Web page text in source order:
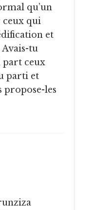
qu’un
qui
et
tu
part ceux
parti et
propose-les